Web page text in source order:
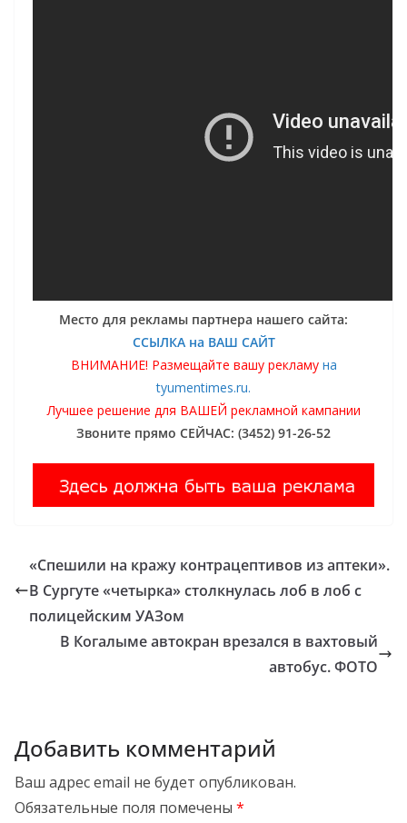
Место для рекламы партнера нашего сайта:
ССЫЛКА на ВАШ САЙТ
ВНИМАНИЕ! Размещайте вашу рекламу на
tyumentimes.ru.
Лучшее решение для ВАШЕЙ рекламной кампании
Звоните прямо СЕЙЧАС: (3452) 91-26-52
«Спешили на кражу контрацептивов из аптеки».
В Сургуте «четырка» столкнулась лоб в лоб с
полицейским УАЗом
В Когалыме автокран врезался в вахтовый
автобус. ФОТО
Добавить комментарий
Ваш адрес email не будет опубликован.
Обязательные поля помечены *